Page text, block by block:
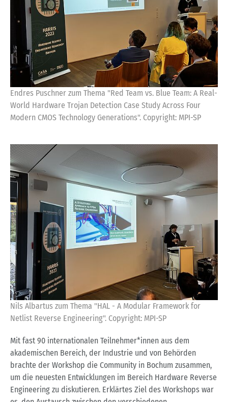
Endres Puschner zum Thema "Red Team vs. Blue Team: A Real-
World Hardware Trojan Detection Case Study Across Four
Modern CMOS Technology Generations". Copyright: MPI-SP
Nils Albartus zum Thema "HAL - A Modular Framework for
Netlist Reverse Engineering". Copyright: MPI-SP
Mit fast 90 internationalen Teilnehmer*innen aus dem
akademischen Bereich, der Industrie und von Behörden
brachte der Workshop die Community in Bochum zusammen,
um die neuesten Entwicklungen im Bereich Hardware Reverse
Engineering zu diskutieren. Erklärtes Ziel des Workshops war